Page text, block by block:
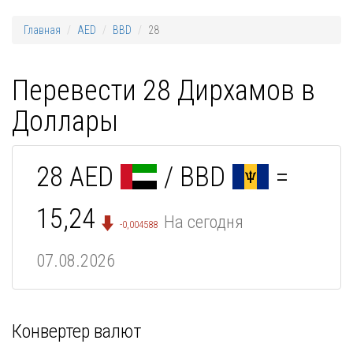
Главная AED BBD 28
Перевести 28 Дирхамов в
Доллары
28 AED / BBD
=
15,24
-0,004588 На сегодня
07.08.2026
Конвертер валют